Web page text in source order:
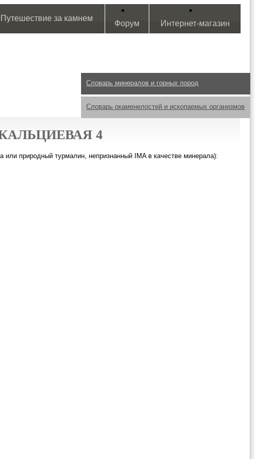
Путешествие за камнем
Форум Интернет-магазин
Словарь минералов и горных пород
Словарь окаменелостей и ископаемых организмов
4
или природный турмалин, непризнанный IMA в качестве минерала):